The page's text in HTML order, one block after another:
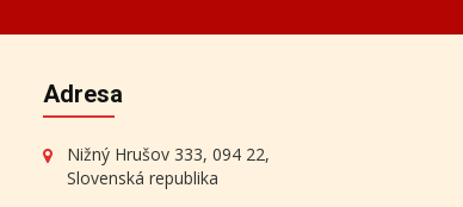
Adresa
Nižný Hrušov 333, 094 22,
Slovenská republika